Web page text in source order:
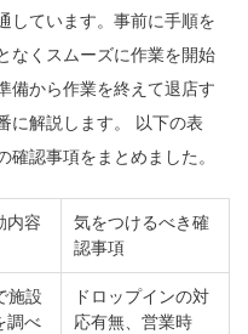
しています。事前に手順を
なくスムーズに作業を開始
備から作業を終えて退店す
に解説します。 以下の表
認事項をまとめました。
内容
気をつけるべき確
認事項
施設
調べ
ドロップインの対
応有無、営業時